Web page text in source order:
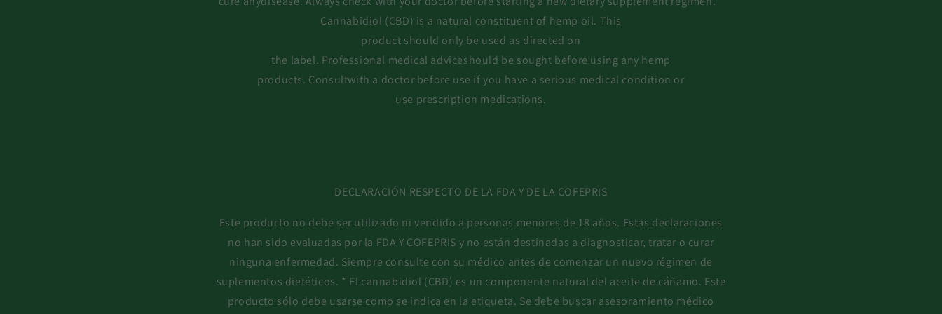
Cannabidiol (CBD) is a natural constituent of hemp oil. This
product should only be used as directed on
the label. Professional medical adviceshould be sought before using any hemp
products. Consultwith a doctor before use if you have a serious medical condition or
use prescription medications.
DECLARACIÓN RESPECTO DE LA FDA Y DE LA COFEPRIS
Este producto no debe ser utilizado ni vendido a personas menores de 18 años. Estas declaraciones
no han sido evaluadas por la FDA Y COFEPRIS y no están destinadas a diagnosticar, tratar o curar
ninguna enfermedad. Siempre consulte con su médico antes de comenzar un nuevo régimen de
suplementos dietéticos. * El cannabidiol (CBD) es un componente natural del aceite de cáñamo. Este
producto sólo debe usarse como se indica en la etiqueta. Se debe buscar asesoramiento médico